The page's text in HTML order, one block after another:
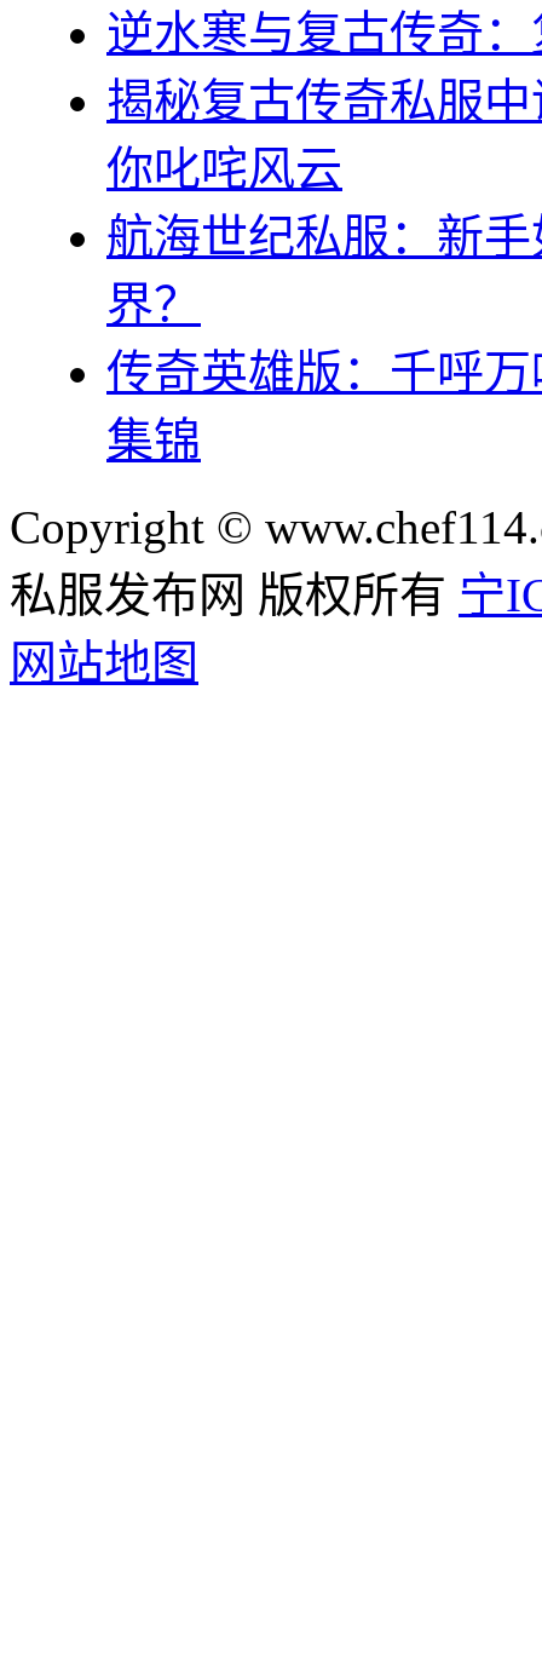
逆水寒与复古传奇
揭秘复古传奇私服
你叱咤风云
航海世纪私服：新
界？
传奇英雄版：千呼
集锦
Copyright ©
私服发布网 版权所有 宁
网站地图